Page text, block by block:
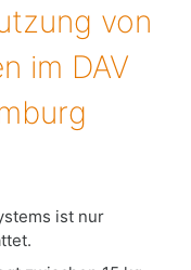
von
im DAV
ist nur